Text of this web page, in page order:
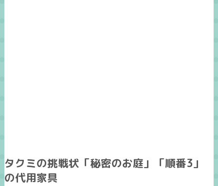
タクミの挑戦状「秘密のお庭」「順番3」
の代用家具